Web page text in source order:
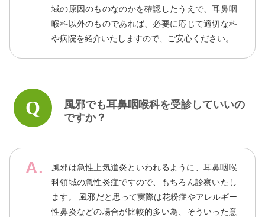
域の原因のものなのかを確認したうえで、耳鼻咽
喉科以外のものであれば、必要に応じて適切な科
や病院を紹介いたしますので、ご安心ください。
風邪でも耳鼻咽喉科を受診していいの
ですか？
風邪は急性上気道炎といわれるように、耳鼻咽喉
科領域の急性炎症ですので、もちろん診察いたし
ます。 風邪だと思って実際は花粉症やアレルギー
性鼻炎などの場合が比較的多い為、そういった意